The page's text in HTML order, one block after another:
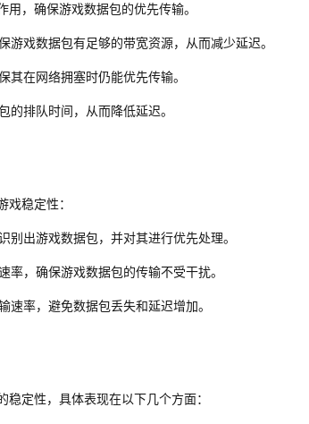
，确保游戏数据包的优先传输。
游戏数据包有足够的带宽资源，从而减少延迟。
其在网络拥塞时仍能优先传输。
的排队时间，从而降低延迟。
稳定性：
出游戏数据包，并对其进行优先处理。
，确保游戏数据包的传输不受干扰。
速率，避免数据包丢失和延迟增加。
定性，具体表现在以下几个方面：